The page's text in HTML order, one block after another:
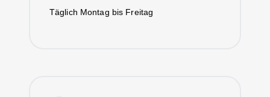
Täglich Montag bis Freitag